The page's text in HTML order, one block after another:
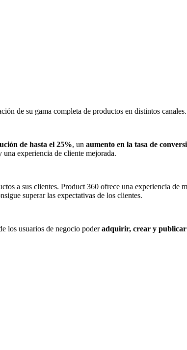
de su gama completa de productos en distintos canales.
de hasta el 25%, un aumento en la tasa de
experiencia de cliente mejorada.
a sus clientes. Product 360 ofrece una experiencia
superar las expectativas de los clientes.
los usuarios de negocio poderadquirir, crear y publicar